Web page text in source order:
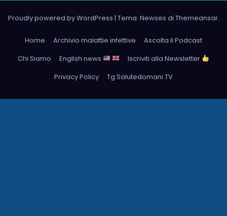
Proudly powered by WordPress | Tema: Newses di Themeansar.
Home Archivio malattie infettive
Ascolta il Podcast
Chi Siamo
English news
Iscriviti alla Newsletter
Privacy Policy
Tg Salutedomani TV